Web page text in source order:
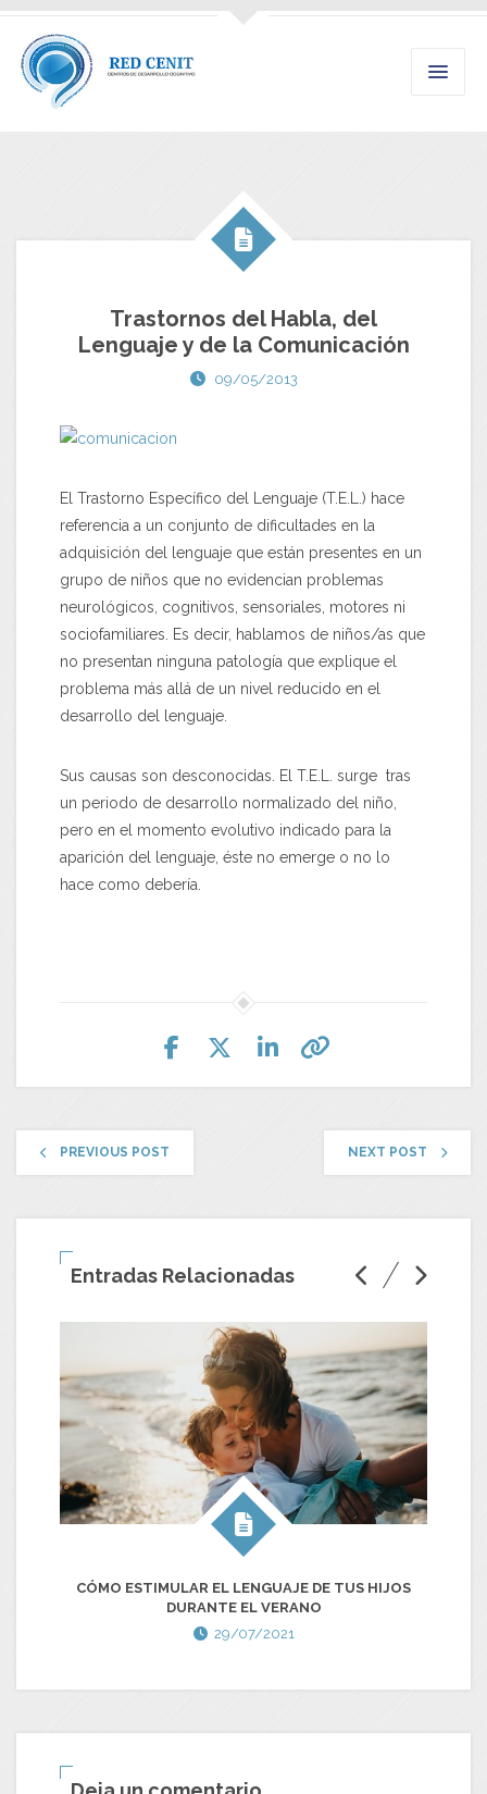
Trastornos del Habla, del
Lenguaje y de la Comunicación
09/05/2013
El Trastorno Específico del Lenguaje (T.E.L.) hace
referencia a un conjunto de dificultades en la
adquisición del lenguaje que están presentes en un
grupo de niños que no evidencian problemas
neurológicos, cognitivos, sensoriales, motores ni
sociofamiliares. Es decir, hablamos de niños/as que
no presentan ninguna patología que explique el
problema más allá de un nivel reducido en el
desarrollo del lenguaje.
Sus causas son desconocidas. El T.E.L. surge tras
un periodo de desarrollo normalizado del niño,
pero en el momento evolutivo indicado para la
aparición del lenguaje, éste no emerge o no lo
hace como debería.
PREVIOUS POST NEXT POST
Entradas Relacionadas
CÓMO ESTIMULAR EL LENGUAJE DE TUS HIJOS
DURANTE EL VERANO
29/07/2021